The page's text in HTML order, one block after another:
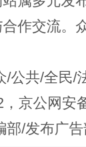
作交流。
/公共/全民/
京公网安
部/发布广